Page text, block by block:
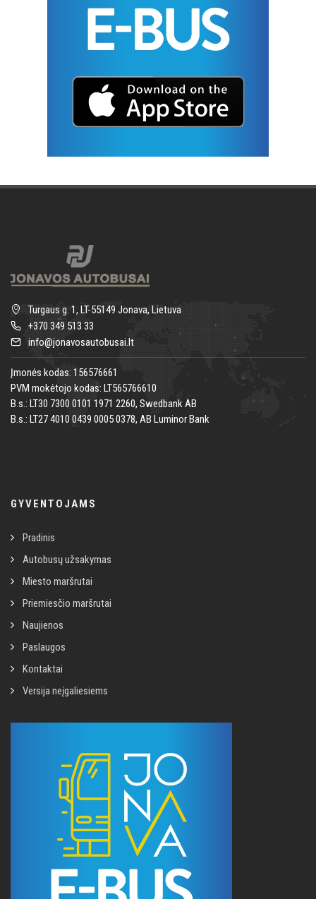
Turgaus g. 1, LT-55149 Jonava, Lietuva
+370 349 513 33
info@jonavosautobusai.lt
Įmonės kodas: 156576661
PVM mokėtojo kodas: LT565766610
B.s.: LT30 7300 0101 1971 2260, Swedbank AB
B.s.: LT27 4010 0439 0005 0378, AB Luminor Bank
GYVENTOJAMS
Pradinis
Autobusų užsakymas
Miesto maršrutai
Priemiesčio maršrutai
Naujienos
Paslaugos
Kontaktai
Versija neįgaliesiems